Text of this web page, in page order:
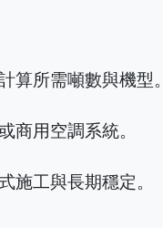
算所需噸數與機型。
商用空調系統。
施工與長期穩定。